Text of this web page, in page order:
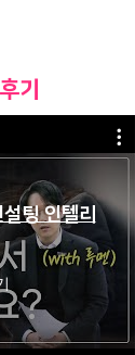
기
팅 인텔리